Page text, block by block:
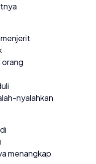
orang
nyalahkan
menangkap